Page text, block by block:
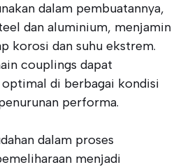
dalam pembuatannya,
dan aluminium, menjamin
korosi dan suhu ekstrem.
couplings dapat
di berbagai kondisi
performa.
dalam proses
menjadi